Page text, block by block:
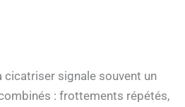
cicatriser signale souvent un
: frottements répétés,